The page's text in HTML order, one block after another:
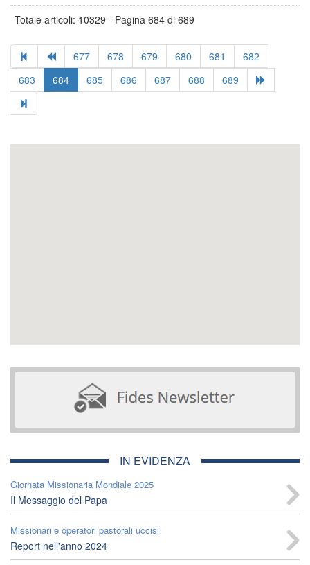
Totale articoli: 10329 - Pagina 684 di 689
677 678 679 680 681
682
683
684 685 686 687 688 689
IN EVIDENZA
Giornata Missionaria Mondiale 2025
Il Messaggio del Papa
Missionari e operatori pastorali uccisi
Report nell'anno 2024